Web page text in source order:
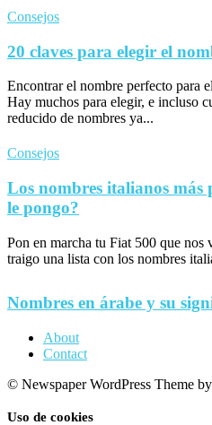
Consejos
20 claves para elegir el
Encontrar el nombre perfecto para
Hay muchos para elegir, e incluso
reducido de nombres ya...
Consejos
Los nombres italianos más
le pongo?
Pon en marcha tu Fiat 500 que
traigo una lista con los nombres
Nombres en árabe y su
About
Contact
© Newspaper WordPress Theme
Uso de cookies